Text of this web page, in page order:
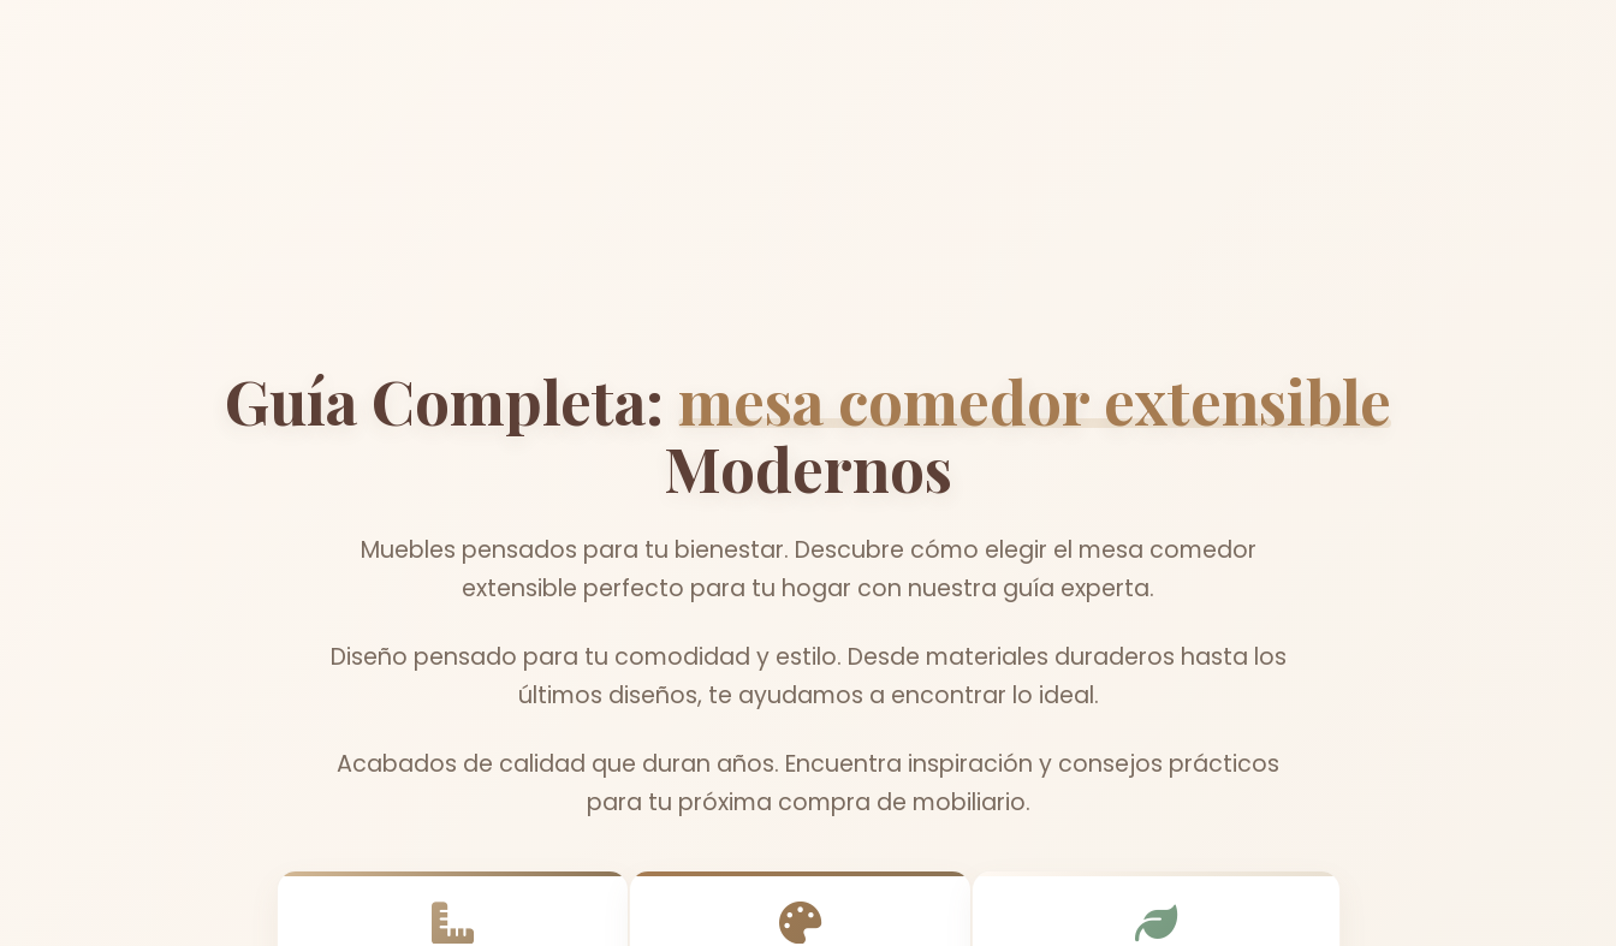
Guía Completa: mesa comedor extensible
Modernos
Muebles pensados para tu bienestar. Descubre cómo elegir el mesa comedor
extensible perfecto para tu hogar con nuestra guía experta.
Diseño pensado para tu comodidad y estilo. Desde materiales duraderos hasta los
últimos diseños, te ayudamos a encontrar lo ideal.
Acabados de calidad que duran años. Encuentra inspiración y consejos prácticos
para tu próxima compra de mobiliario.